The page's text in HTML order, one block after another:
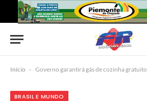
Início - Governo garantirá gás de cozinha gratuito
BRASIL E MUNDO